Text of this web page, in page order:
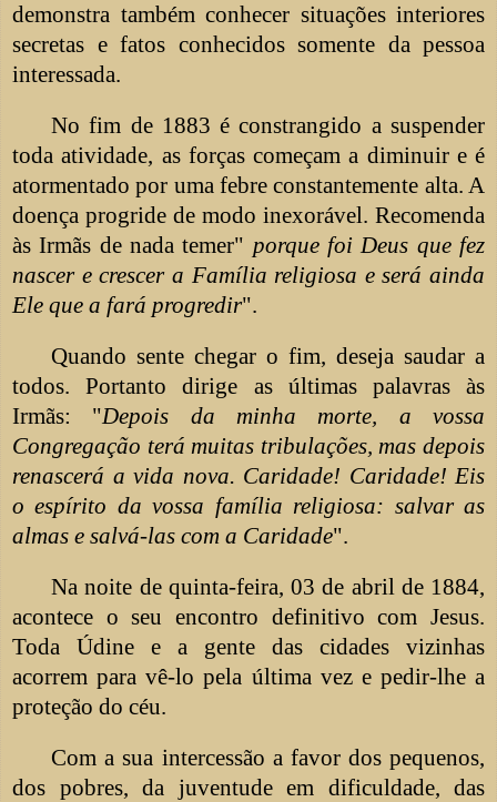
demonstra também conhecer situações interiores
secretas e fatos conhecidos somente da pessoa
interessada.
No fim de 1883 é constrangido a suspender
toda atividade, as forças começam a diminuir e é
atormentado por uma febre constantemente alta. A
doença progride de modo inexorável. Recomenda
às Irmãs de nada temer" porque foi Deus que fez
nascer e crescer a Família religiosa e será ainda
Ele que a fará progredir".
Quando sente chegar o fim, deseja saudar a
todos. Portanto dirige as últimas palavras às
Irmãs: "Depois da minha morte, a vossa
Congregação terá muitas tribulações, mas depois
renascerá a vida nova. Caridade! Caridade! Eis
o espírito da vossa família religiosa: salvar as
almas e salvá-las com a Caridade".
Na noite de quinta-feira, 03 de abril de 1884,
acontece o seu encontro definitivo com Jesus.
Toda Údine e a gente das cidades vizinhas
acorrem para vê-lo pela última vez e pedir-lhe a
proteção do céu.
Com a sua intercessão a favor dos pequenos,
dos pobres, da juventude em dificuldade, das